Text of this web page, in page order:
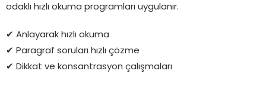
odaklı hızlı okuma programları uygulanır.
✔ Anlayarak hızlı okuma
✔ Paragraf soruları hızlı çözme
✔ Dikkat ve konsantrasyon çalışmaları